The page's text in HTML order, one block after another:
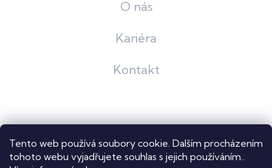
Tento web používá soubory cookie. Dalším procházením
tohoto webu vyjadřujete souhlas s jejich používáním..
O nás
Kariéra
Kontakt
Shoptet